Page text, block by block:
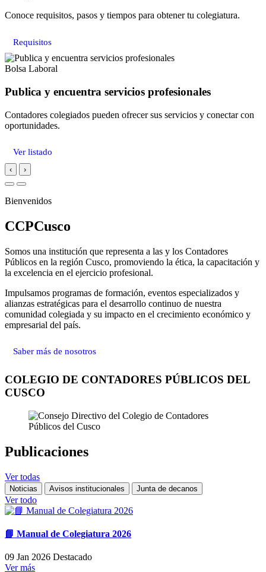
Conoce requisitos, pasos y tiempos para obtener tu colegiatura.
Requisitos
Bolsa Laboral
Publica y encuentra servicios profesionales
Contadores colegiados pueden ofrecer sus servicios y conectar con
oportunidades.
Ver listado
‹ ›
Bienvenidos
CCPCusco
Somos una institución que representa a las y los Contadores
Públicos en la región Cusco, promoviendo la ética, la capacitación y
la excelencia en el ejercicio profesional.
Impulsamos programas de formación, eventos especializados y
alianzas estratégicas para el desarrollo continuo de nuestra
comunidad colegiada y su impacto en el crecimiento económico y
empresarial del país.
Saber más de nosotros
COLEGIO DE CONTADORES PÚBLICOS DEL
CUSCO
Publicaciones
Ver todas
Noticias Avisos institucionales Junta de decanos
Ver todo
📘 Manual de Colegiatura 2026
09 Jan 2026 Destacado
Ver más